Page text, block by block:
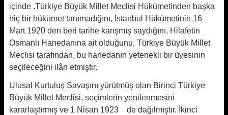
içinde .Türkiye Büyük Millet Meclisi Hükümetinden başka
hiç bir hükümet tanımadığını, İstanbul Hükümetinin 16
Mart 1920 den beri tarihe karışmış saydığını, Hilafetin
Osmanlı Hanedanına ait olduğunu, Türkiye Büyük Millet
Meclisi tarafından, bu hanedanın yetenekli bir üyesinin
seçileceğini ilân etmiştir.
Ulusal Kurtuluş Savaşını yürütmüş olan Birinci Türkiye
Büyük Millet Meclisi, seçimlerin yenilenmesini
kararlaştırmış ve 1 Nisan 1923 de dağılmıştır. İkinci